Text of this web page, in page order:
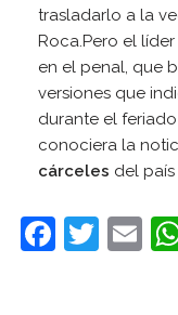
trasladarlo a la
Roca.Pero el
en el penal, que
versiones que
durante el
conociera la
cárceles del
F
T
E